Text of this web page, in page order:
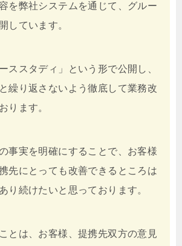
を弊社システムを通じて、グルー
しています。
ススタディ」という形で公開し、
繰り返さないよう徹底して業務改
ります。
事実を明確にすることで、お客様
先にとっても改善できるところは
り続けたいと思っております。
とは、お客様、提携先双方の意見